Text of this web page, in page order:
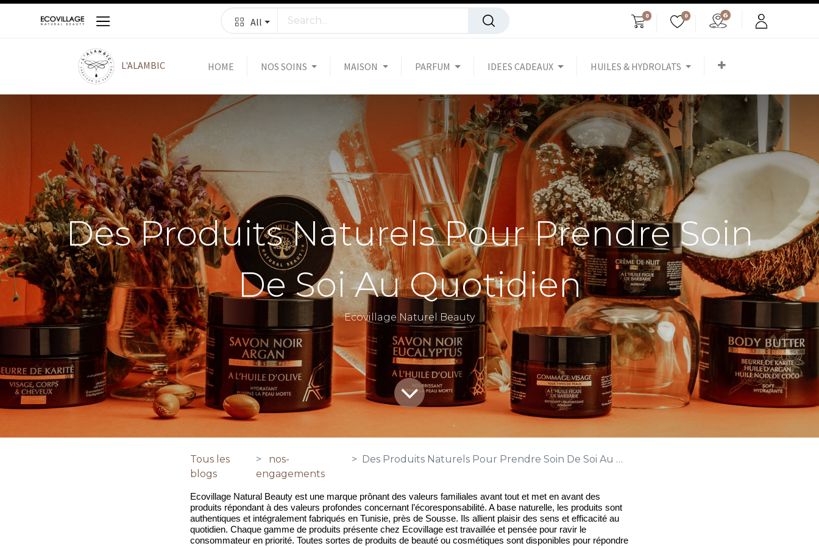
All
0 0
L'ALAMBIC HOME NOS SOINS MAISON PARFUM IDEES CADEAUX HUILES & HYDROLATS
Des Produits Naturels Pour Prendre Soin
De Soi Au Quotidien
Ecovillage Naturel Beauty
Tous les
blogs
nos-
engagements
Des Produits Naturels Pour Prendre Soin De Soi Au Quotidien
Ecovillage Natural Beauty est une marque prônant des valeurs familiales avant tout et met en avant des
produits répondant à des valeurs profondes concernant l’écoresponsabilité. A base naturelle, les produits sont
authentiques et intégralement fabriqués en Tunisie, près de Sousse. Ils allient plaisir des sens et efficacité au
quotidien. Chaque gamme de produits présente chez Ecovillage est travaillée et pensée pour ravir le
consommateur en priorité. Toutes sortes de produits de beauté ou cosmétiques sont disponibles pour répondre